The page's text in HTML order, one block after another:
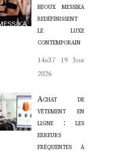
bijoux messika
redéfinissent
le luxe
contemporain
14h37
19 Juin
2026
Achat de
vêtement en
ligne : les
erreurs
fréquentes à